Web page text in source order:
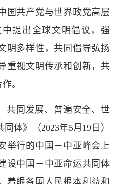
国共产党与世界政党高层
提出全球文明倡议，强
明多样性，共同倡导弘扬
重视文明传承和创新，共
。
共同发展、普遍安全、世
体》（2023年5月19日）
举行的中国－中亚峰会上
设中国－中亚命运共同体
着眼各国人民根本利益和